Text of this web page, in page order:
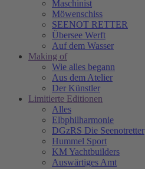
Maschinist
Möwenschiss
SEENOT RETTER
Übersee Werft
Auf dem Wasser
Making of
Wie alles begann
Aus dem Atelier
Der Künstler
Limitierte Editionen
Alles
Elbphilharmonie
DGzRS Die Seenotretter
Hummel Sport
KM Yachtbuilders
Auswärtiges Amt